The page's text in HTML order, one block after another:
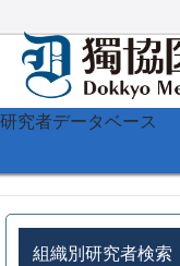
研究者データベース
組織別研究者検索